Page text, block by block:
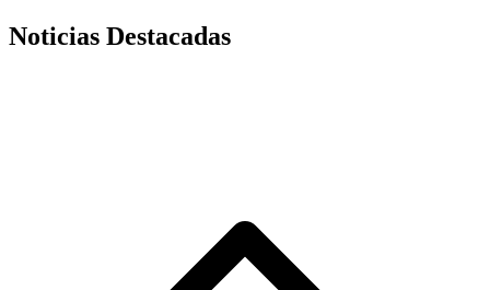
Noticias Destacadas